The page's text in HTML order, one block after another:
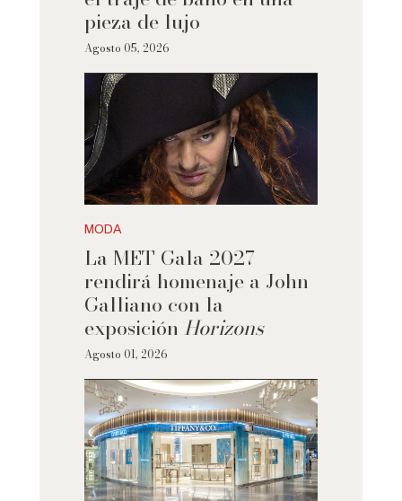
pieza de lujo
Agosto 05, 2026
MODA
La MET Gala 2027
rendirá homenaje a John
Galliano con la
exposición Horizons
Agosto 01, 2026